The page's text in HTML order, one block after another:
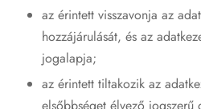
az érintett visszavonja az
hozzájárulását, és az
jogalapja;
az érintett tiltakozik az